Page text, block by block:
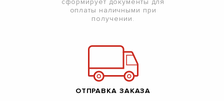
сформирует документы для
оплаты наличными при
получении.
ОТПРАВКА ЗАКАЗА